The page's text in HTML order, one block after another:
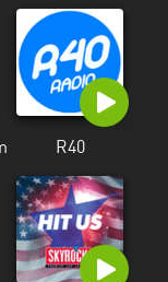
R40